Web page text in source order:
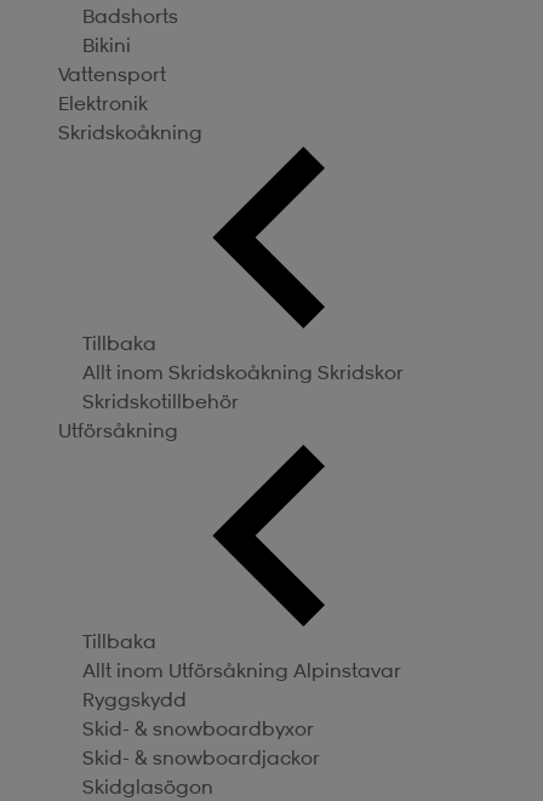
Badshorts
Bikini
Vattensport
Elektronik
Skridskoåkning
Tillbaka
Allt inom Skridskoåkning Skridskor
Skridskotillbehör
Utförsåkning
Tillbaka
Allt inom Utförsåkning Alpinstavar
Ryggskydd
Skid- & snowboardbyxor
Skid- & snowboardjackor
Skidglasögon